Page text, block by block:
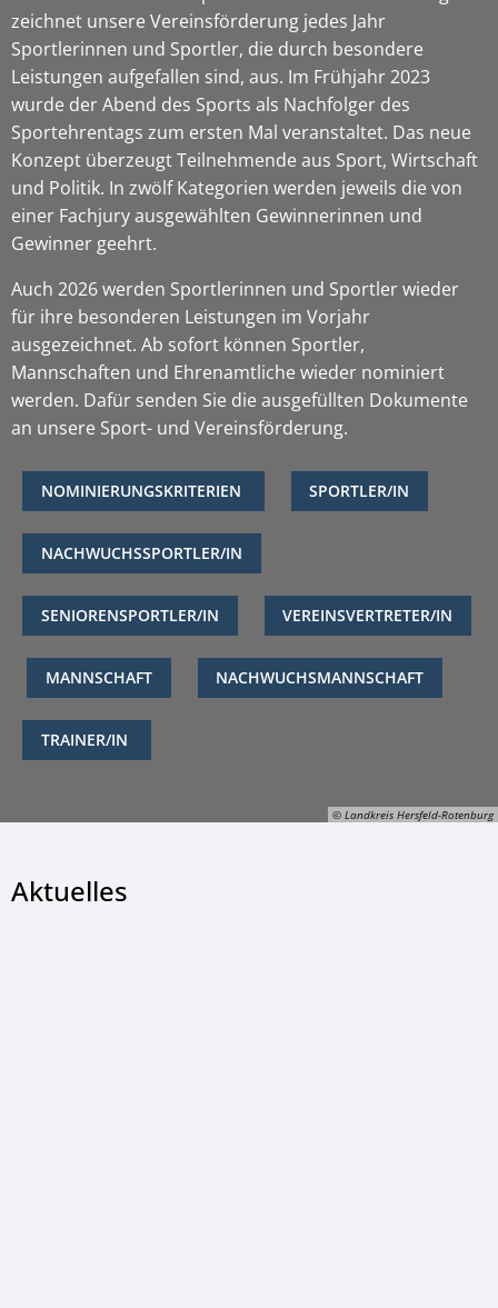
© Landkreis Hersfeld-Rotenburg
zeichnet unsere Vereinsförderung jedes Jahr
Sportlerinnen und Sportler, die durch besondere
Leistungen aufgefallen sind, aus. Im Frühjahr 2023
wurde der Abend des Sports als Nachfolger des
Sportehrentags zum ersten Mal veranstaltet. Das neue
Konzept überzeugt Teilnehmende aus Sport, Wirtschaft
und Politik. In zwölf Kategorien werden jeweils die von
einer Fachjury ausgewählten Gewinnerinnen und
Gewinner geehrt.
Auch 2026 werden Sportlerinnen und Sportler wieder
für ihre besonderen Leistungen im Vorjahr
ausgezeichnet. Ab sofort können Sportler,
Mannschaften und Ehrenamtliche wieder nominiert
werden. Dafür senden Sie die ausgefüllten Dokumente
an unsere Sport- und Vereinsförderung.
NOMINIERUNGSKRITERIEN SPORTLER/IN
NACHWUCHSSPORTLER/IN
SENIORENSPORTLER/IN VEREINSVERTRETER/IN
MANNSCHAFT NACHWUCHSMANNSCHAFT
TRAINER/IN
Aktuelles